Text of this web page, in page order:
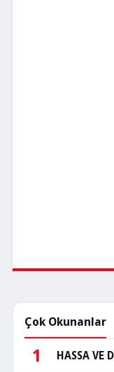
Çok Okunanlar
1 HASSA VE